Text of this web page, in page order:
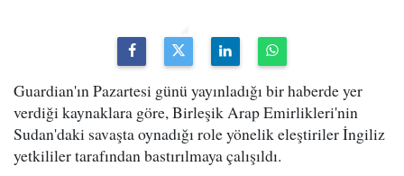
Guardian'ın Pazartesi günü yayınladığı bir haberde yer
verdiği kaynaklara göre, Birleşik Arap Emirlikleri'nin
Sudan'daki savaşta oynadığı role yönelik eleştiriler İngiliz
yetkililer tarafından bastırılmaya çalışıldı.